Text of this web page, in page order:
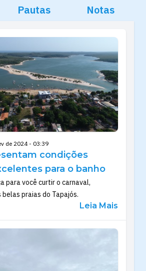
Pautas Notas
de 2024 - 03:39
condições
para o banho
para você curtir o carnaval,
praias do Tapajós.
Leia Mais